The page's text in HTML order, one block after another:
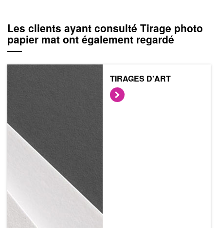
Les clients ayant consulté Tirage photo
papier mat ont également regardé
TIRAGES D'ART